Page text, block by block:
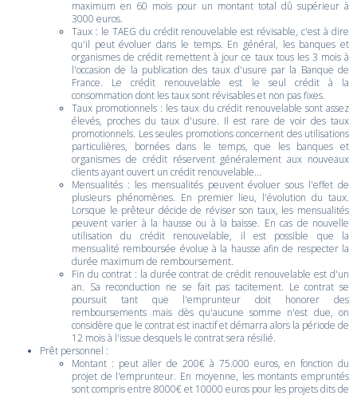
maximum en 60 mois pour un montant total dû supérieur à
3000 euros.
Taux : le TAEG du crédit renouvelable est révisable, c'est à dire
qu'il peut évoluer dans le temps. En général, les banques et
organismes de crédit remettent à jour ce taux tous les 3 mois à
l'occasion de la publication des taux d'usure par la Banque de
France. Le crédit renouvelable est le seul crédit à la
consommation dont les taux sont révisables et non pas fixes.
Taux promotionnels : les taux du crédit renouvelable sont assez
élevés, proches du taux d'usure. Il est rare de voir des taux
promotionnels. Les seules promotions concernent des utilisations
particulières, bornées dans le temps, que les banques et
organismes de crédit réservent généralement aux nouveaux
clients ayant ouvert un crédit renouvelable...
Mensualités : les mensualités peuvent évoluer sous l'effet de
plusieurs phénomènes. En premier lieu, l'évolution du taux.
Lorsque le prêteur décide de réviser son taux, les mensualités
peuvent varier à la hausse ou à la baisse. En cas de nouvelle
utilisation du crédit renouvelable, il est possible que la
mensualité remboursée évolue à la hausse afin de respecter la
durée maximum de remboursement.
Fin du contrat : la durée contrat de crédit renouvelable est d'un
an. Sa reconduction ne se fait pas tacitement. Le contrat se
poursuit tant que l'emprunteur doit honorer des
remboursements mais dès qu'aucune somme n'est due, on
considère que le contrat est inactif et démarra alors la période de
12 mois à l'issue desquels le contrat sera résilié.
Prêt personnel :
Montant : peut aller de 200€ à 75.000 euros, en fonction du
projet de l'emprunteur. En moyenne, les montants empruntés
sont compris entre 8000€ et 10000 euros pour les projets dits de